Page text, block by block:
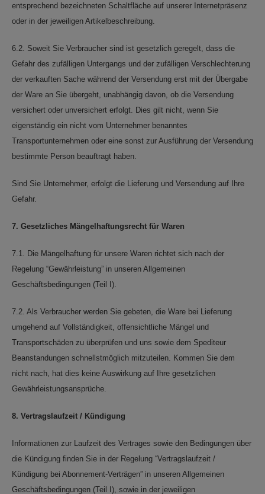
entsprechend bezeichneten Schaltfläche auf unserer Internetpräsenz
oder in der jeweiligen Artikelbeschreibung.
6.2. Soweit Sie Verbraucher sind ist gesetzlich geregelt, dass die
Gefahr des zufälligen Untergangs und der zufälligen Verschlechterung
der verkauften Sache während der Versendung erst mit der Übergabe
der Ware an Sie übergeht, unabhängig davon, ob die Versendung
versichert oder unversichert erfolgt. Dies gilt nicht, wenn Sie
eigenständig ein nicht vom Unternehmer benanntes
Transportunternehmen oder eine sonst zur Ausführung der Versendung
bestimmte Person beauftragt haben.
Sind Sie Unternehmer, erfolgt die Lieferung und Versendung auf Ihre
Gefahr.
7. Gesetzliches Mängelhaftungsrecht für Waren
7.1. Die Mängelhaftung für unsere Waren richtet sich nach der
Regelung “Gewährleistung” in unseren Allgemeinen
Geschäftsbedingungen (Teil I).
7.2. Als Verbraucher werden Sie gebeten, die Ware bei Lieferung
umgehend auf Vollständigkeit, offensichtliche Mängel und
Transportschäden zu überprüfen und uns sowie dem Spediteur
Beanstandungen schnellstmöglich mitzuteilen. Kommen Sie dem
nicht nach, hat dies keine Auswirkung auf Ihre gesetzlichen
Gewährleistungsansprüche.
8. Vertragslaufzeit / Kündigung
Informationen zur Laufzeit des Vertrages sowie den Bedingungen über
die Kündigung finden Sie in der Regelung “Vertragslaufzeit /
Kündigung bei Abonnement-Verträgen” in unseren Allgemeinen
Geschäftsbedingungen (Teil I), sowie in der jeweiligen